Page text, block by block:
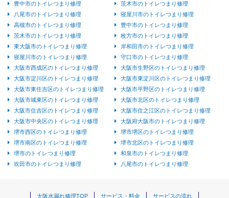
豊中市のトイレつまり修理
茨木市のトイレつまり修理
八尾市のトイレつまり修理
寝屋川市のトイレつまり修理
高槻市のトイレつまり修理
豊中市のトイレつまり修理
茨木市のトイレつまり修理
枚方市のトイレつまり修理
東大阪市のトイレつまり修理
岸和田市のトイレつまり修理
寝屋川市のトイレつまり修理
守口市のトイレつまり修理
大阪市西成区のトイレつまり修理
大阪市生野区のトイレつまり修理
大阪市淀川区のトイレつまり修理
大阪市東淀川区のトイレつまり修理
大阪市東住吉区のトイレつまり修理
大阪市平野区のトイレつまり修理
大阪市城東区のトイレつまり修理
大阪市北区のトイレつまり修理
大阪市住吉区のトイレつまり修理
大阪市住之江区のトイレつまり修理
大阪市中央区のトイレつまり修理
大阪府大阪市のトイレつまり修理
堺市西区のトイレつまり修理
堺市堺区のトイレつまり修理
堺市南区のトイレつまり修理
堺市北区のトイレつまり修理
堺市のトイレつまり修理
和泉市のトイレつまり修理
吹田市のトイレつまり修理
八尾市のトイレつまり修理
大阪水漏れ修理TOP サービス・料金 サービスの流れ